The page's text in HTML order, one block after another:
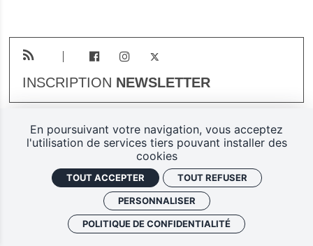
INSCRIPTION NEWSLETTER
Plan du site
Mentions légales
Politique de confidentialité
Ferarock.org, une réalisation
En poursuivant votre navigation, vous acceptez
l'utilisation de services tiers pouvant installer des
cookies
TOUT ACCEPTER TOUT REFUSER
PERSONNALISER
POLITIQUE DE CONFIDENTIALITÉ